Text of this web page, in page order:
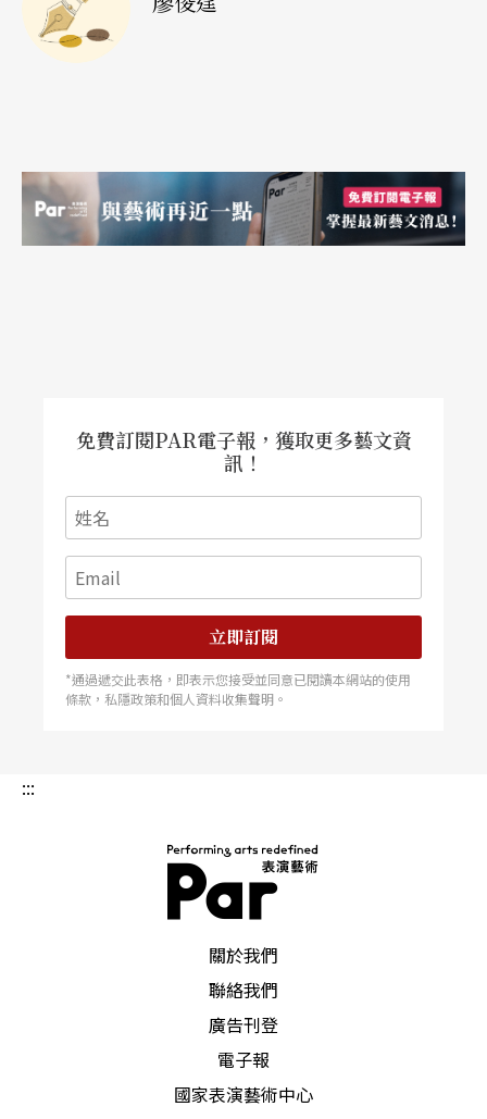
免費訂閱PAR電子報，獲取更多藝文資
訊！
立即訂閱
*通過遞交此表格，即表示您接受並同意已閱讀本網站的使用
條款，私隱政策和個人資料收集聲明。
:::
關於我們
聯絡我們
廣告刊登
電子報
國家表演藝術中心